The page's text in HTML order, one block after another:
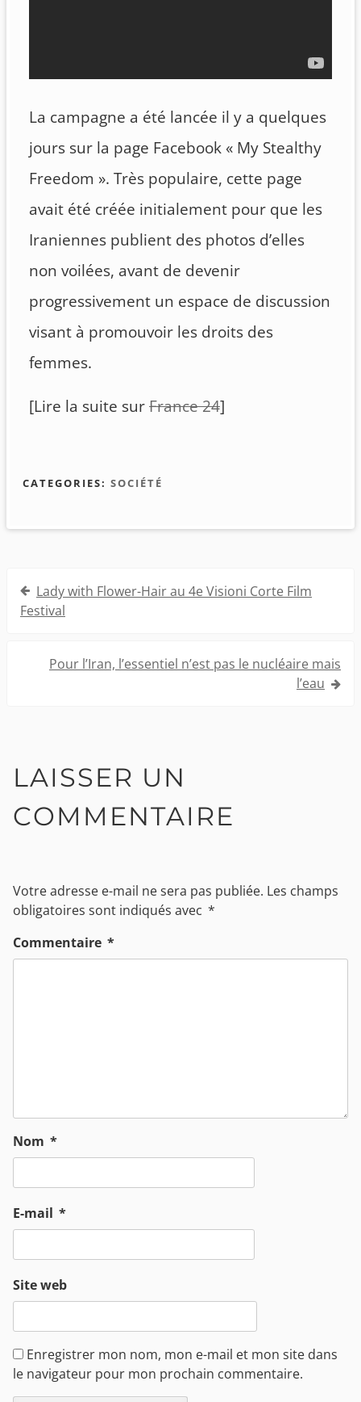
La campagne a été lancée il y a quelques
jours sur la page Facebook « My Stealthy
Freedom ». Très populaire, cette page
avait été créée initialement pour que les
Iraniennes publient des photos d’elles
non voilées, avant de devenir
progressivement un espace de discussion
visant à promouvoir les droits des
femmes.
[Lire la suite surFrance 24]
CATEGORIES: SOCIÉTÉ
Navigation
de
Lady with Flower-Hair au 4e Visioni Corte Film
Festival
Pour l’Iran, l’essentiel n’est pas le nucléaire mais
l’eau
LAISSER UN
COMMENTAIRE
Votre adresse e-mail ne sera pas publiée. Les champs
obligatoires sont indiqués avec *
Commentaire *
Nom *
E-mail *
Site web
Enregistrer mon nom, mon e-mail et mon site dans
le navigateur pour mon prochain commentaire.